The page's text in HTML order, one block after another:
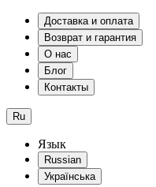
Доставка и оплата
Возврат и гарантия
О нас
Блог
Контакты
Ru
Язык
Russian
Українська